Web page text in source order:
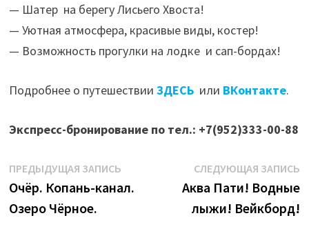
— Шатер на берегу Лисьего Хвоста!
— Уютная атмосфера, красивые виды, костер!
— Возможность прогулки на лодке и сап-бордах!
Подробнее о путешествии ЗДЕСЬ или ВКонтакте.
Экспресс-бронирование по тел.: +7(952)333-00-88
Навигация
по
записям
ПРЕДЫДУЩАЯ ЗАПИСЬПредыдущая
запись:
Очёр. Копань-канал.
Озеро Чёрное.
СЛЕДУЮЩАЯ ЗАПИСЬ
Аква Пати! Водные
лыжи! Вейкборд!